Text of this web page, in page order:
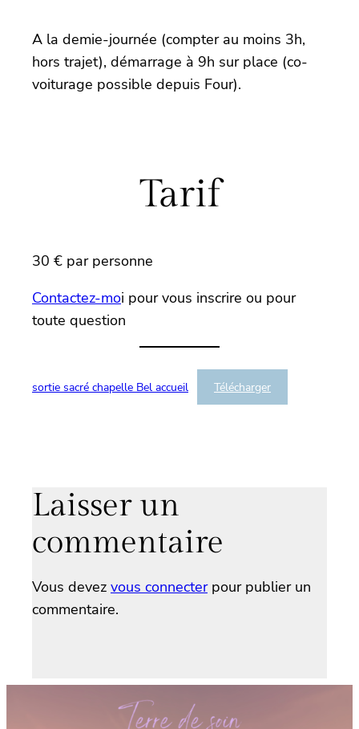
A la demie-journée (compter au moins 3h,
hors trajet), démarrage à 9h sur place (co-
voiturage possible depuis Four).
Tarif
30 € par personne
Contactez-moi pour vous inscrire ou pour
toute question
sortie sacré chapelle Bel accueil Télécharger
Laisser un
commentaire
Vous devez vous connecterpour publier un
commentaire.